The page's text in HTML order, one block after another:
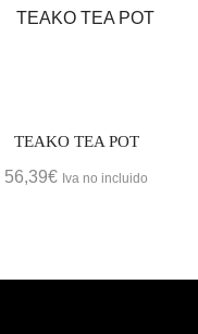
TEAKO TEA POT
56,39€ Iva no incluido